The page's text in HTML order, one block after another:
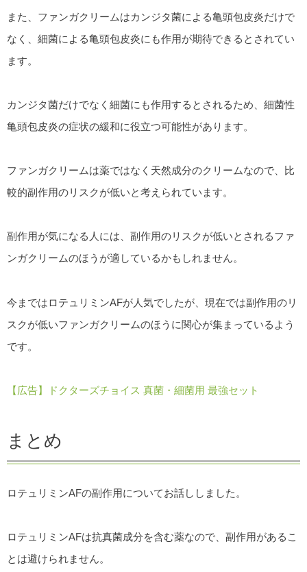
また、ファンガクリームはカンジタ菌による亀頭包皮炎だけで
なく、細菌による亀頭包皮炎にも作用が期待できるとされてい
ます。
カンジタ菌だけでなく細菌にも作用するとされるため、細菌性
亀頭包皮炎の症状の緩和に役立つ可能性があります。
ファンガクリームは薬ではなく天然成分のクリームなので、比
較的副作用のリスクが低いと考えられています。
副作用が気になる人には、副作用のリスクが低いとされるファ
ンガクリームのほうが適しているかもしれません。
今まではロテュリミンAFが人気でしたが、現在では副作用のリ
スクが低いファンガクリームのほうに関心が集まっているよう
です。
【広告】ドクターズチョイス 真菌・細菌用 最強セット
まとめ
ロテュリミンAFの副作用についてお話ししました。
ロテュリミンAFは抗真菌成分を含む薬なので、副作用があるこ
とは避けられません。